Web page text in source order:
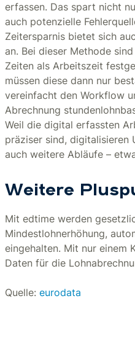
erfassen. Das spart nicht
auch potenzielle
Zeitersparnis bietet sich
an. Bei dieser Methode
Zeiten als Arbeitszeit
müssen diese dann nur
vereinfacht den Workflow
Abrechnung
Weil die digital erfassten
präziser sind, digitalisieren
auch weitere Abläufe –
Weitere
Mit edtime werden
Mindestlohnerhöhung,
eingehalten. Mit nur einem
Daten für die
Quelle: eurodata